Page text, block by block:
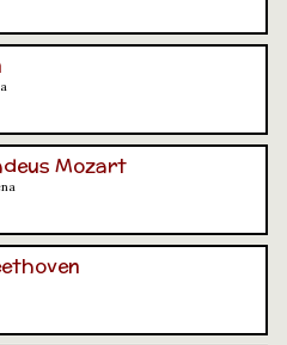
Mozart